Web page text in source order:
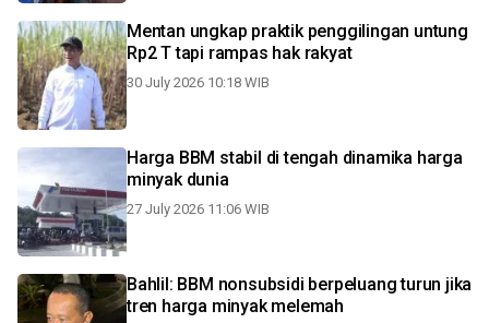
Mentan ungkap praktik penggilingan untung
Rp2 T tapi rampas hak rakyat
30 July 2026 10:18 WIB
Harga BBM stabil di tengah dinamika harga
minyak dunia
27 July 2026 11:06 WIB
Bahlil: BBM nonsubsidi berpeluang turun jika
tren harga minyak melemah